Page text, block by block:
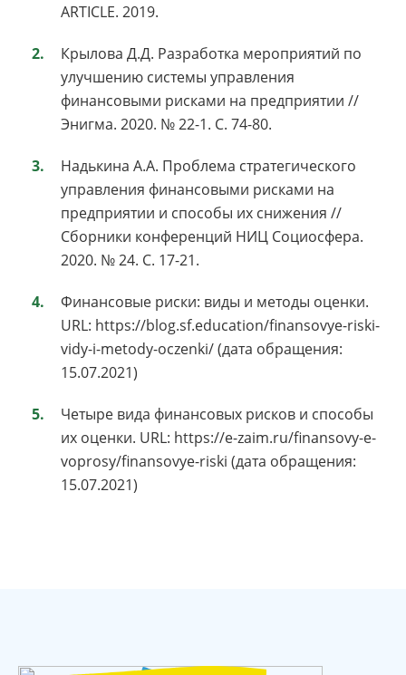
ARTICLE. 2019.
Крылова Д.Д. Разработка мероприятий по
улучшению системы управления
финансовыми рисками на предприятии //
Энигма. 2020. № 22-1. С. 74-80.
Надькина А.А. Проблема стратегического
управления финансовыми рисками на
предприятии и способы их снижения //
Сборники конференций НИЦ Социосфера.
2020. № 24. С. 17-21.
Финансовые риски: виды и методы оценки.
URL: https://blog.sf.education/finansovye-riski-
vidy-i-metody-oczenki/ (дата обращения:
15.07.2021)
Четыре вида финансовых рисков и способы
их оценки. URL: https://e-zaim.ru/finansovy-e-
voprosy/finansovye-riski (дата обращения:
15.07.2021)